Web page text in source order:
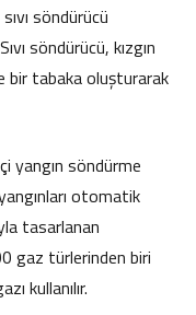
söndürücü
söndürücü, kızgın
bir tabaka oluşturarak
yangın söndürme
otomatik
tasarlanan
gaz türlerinden biri
kullanılır.